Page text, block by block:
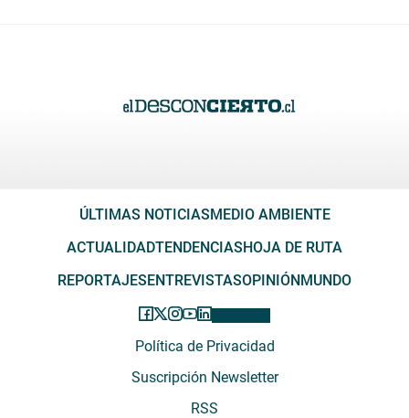
ÚLTIMAS NOTICIASMEDIO AMBIENTE
ACTUALIDADTENDENCIASHOJA DE RUTA
REPORTAJESENTREVISTASOPINIÓNMUNDO
Política de Privacidad
Suscripción Newsletter
RSS